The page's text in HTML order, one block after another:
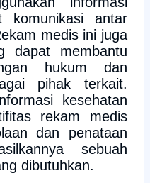
komunikasi antar
medis ini juga
dapat membantu
hukum dan
pihak terkait.
kesehatan
rekam medis
dan penataan
sebuah
dibutuhkan.